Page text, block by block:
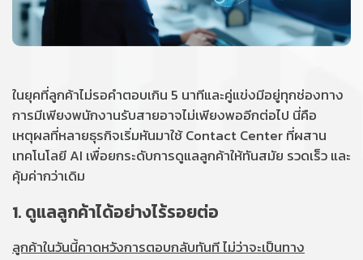
ในยุคที่ลูกค้าไม่รอคำตอบเกิน 5 นาทีและคู่แข่งมีอยู่ทุกช่องทาง
การมีเพียงพนักงานรับสายอาจไม่เพียงพออีกต่อไป นี่คือ
เหตุผลที่หลายธุรกิจเริ่มหันมาใช้ Contact Center ที่ผสาน
เทคโนโลยี AI เพื่อยกระดับการดูแลลูกค้าให้ทันสมัย รวดเร็ว และ
คุ้มค่ากว่าเดิม
1. ดูแลลูกค้าได้อย่างไร้รอยต่อ
ลูกค้าในวันนี้คาดหวังการตอบกลับทันที ไม่ว่าจะเป็นทาง